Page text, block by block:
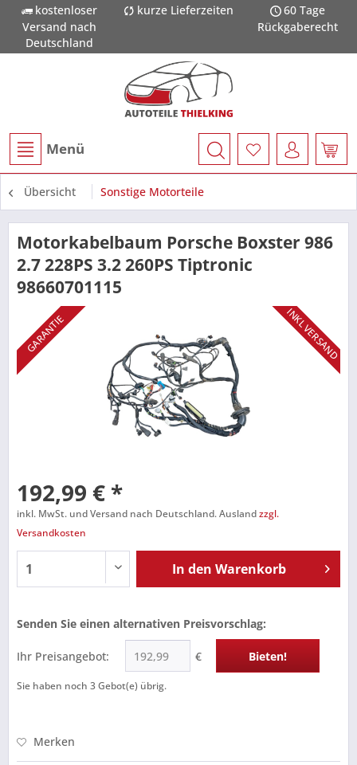
kostenloser
Versand nach
Deutschland
kurze Lieferzeiten
60 Tage
Rückgaberecht
Menü
Übersicht Sonstige Motorteile
Motorkabelbaum Porsche Boxster 986
2.7 228PS 3.2 260PS Tiptronic
98660701115
GARANTIE INKL VERSAND
192,99 € *
inkl. MwSt. und Versand nach Deutschland. Auslandzzgl.
Versandkosten
In den Warenkorb
Senden Sie einen alternativen Preisvorschlag:
Ihr Preisangebot: € Bieten!
Sie haben noch 3Gebot(e) übrig.
Merken